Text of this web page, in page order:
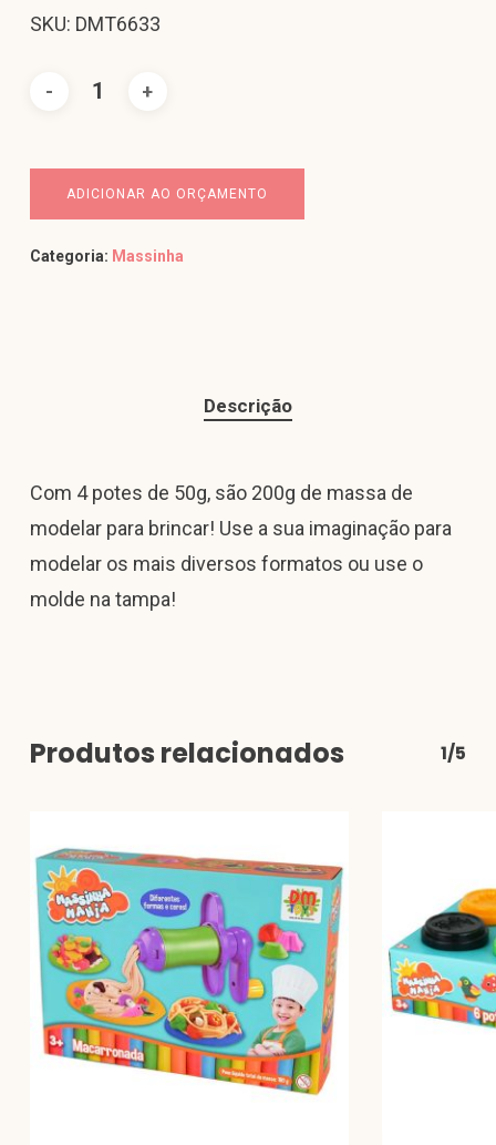
SKU: DMT6633
ADICIONAR AO ORÇAMENTO
Categoria: Massinha
Descrição
Com 4 potes de 50g, são 200g de massa de
modelar para brincar! Use a sua imaginação para
modelar os mais diversos formatos ou use o
molde na tampa!
Produtos relacionados 1/5